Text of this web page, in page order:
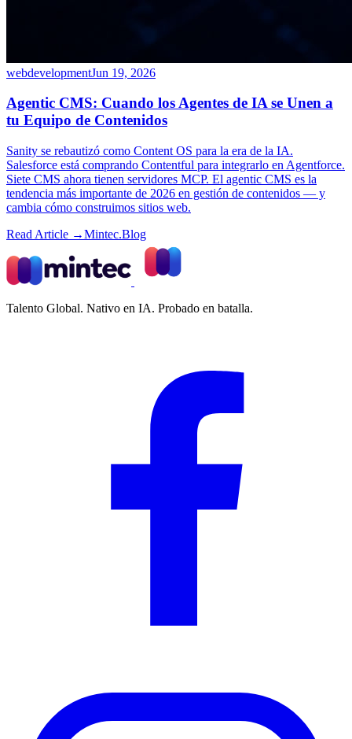
webdevelopmentJun 19, 2026
Agentic CMS: Cuando los Agentes de IA se Unen a
tu Equipo de Contenidos
Sanity se rebautizó como Content OS para la era de la IA.
Salesforce está comprando Contentful para integrarlo en Agentforce.
Siete CMS ahora tienen servidores MCP. El agentic CMS es la
tendencia más importante de 2026 en gestión de contenidos — y
cambia cómo construimos sitios web.
Read Article →Mintec.Blog
Talento Global. Nativo en IA. Probado en batalla.